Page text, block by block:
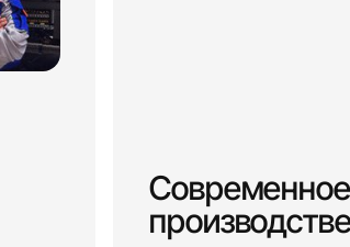
Современное